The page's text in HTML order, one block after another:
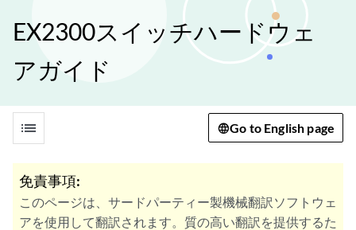
EX2300スイッチハードウェ
アガイド
list Go to English page
免責事項:
このページは、サードパーティー製機械翻訳ソフトウェ
アを使用して翻訳されます。質の高い翻訳を提供するた